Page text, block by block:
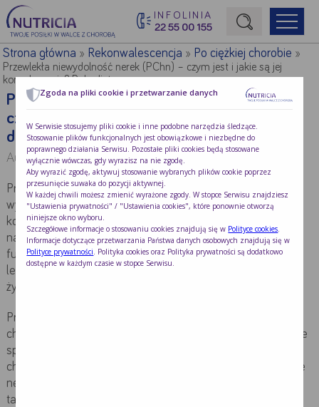
INFOLINIA
22 55 00 155
Początek treści głównej
Strona główna » Rekonwalescencja » Po ciężkiej chorobie »
Przewlekła niewydolność nerek (PChn) – czym jest i jakie są jej
konsekwencje? Rola diety
Przewlekła niewydolność nerek (PChn) –
czym jest i jakie są jej konsekwencje? Rola
diety
Autor:Klaudia Wiśniewska
Przewlekła choroba nerek jest dosyć powszechnie
występującą chorobą, która prowadzi do poważnych
konsekwencji związanych z pogorszeniem funkcji nerek, a
następnie również do istotnego upośledzenia
funkcjonowania układu moczowego. Wczesne wykrycie,
leczenie i edukacja znacząco poprawia rokowania i jakość
życia chorego.
Przewlekła niewydolność nerek towarzyszy większości
chorób cywilizacyjnych, z którymi aktualnie zmaga się nasze
społeczeństwo. Do najczęstszych przyczyn przewlekłej
choroby nerek zaliczyć można cukrzycę typu 2, uszkodzenie
nerek w wyniku nadciśnienia tętniczego czy miażdżycy, a
także w przebiegu kłębuszkowego zapalenia nerek i tocznia
Zgoda na pliki cookie i przetwarzanie danych
W Serwisie stosujemy pliki cookie i inne podobne narzędzia śledzące.
Stosowanie plików funkcjonalnych jest obowiązkowe i niezbędne do
poprawnego działania Serwisu. Pozostałe pliki cookies będą stosowane
wyłącznie wówczas, gdy wyrazisz na nie zgodę.
Aby wyrazić zgodę, aktywuj stosowanie wybranych plików cookie poprzez
przesunięcie suwaka do pozycji aktywnej.
W każdej chwili możesz zmienić wyrażone zgody. W stopce Serwisu znajdziesz
"Ustawienia prywatności" / "Ustawienia cookies", które ponownie otworzą
niniejsze okno wyboru.
Szczegółowe informacje o stosowaniu cookies znajdują się w Polityce cookies
Informacje dotyczące przetwarzania Państwa danych osobowych znajdują się w
Polityce prywatności . Polityka cookies oraz Polityka prywatności są dodatkowo
dostępne w każdym czasie w stopce Serwisu.